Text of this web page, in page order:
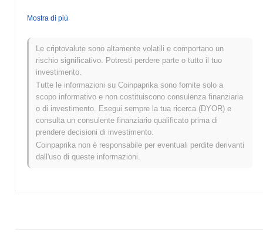
Qual è lo storico della fascia di prezzo di WAIT?
Massimo Storico (ATH):
Minimo Storico (ATL):
Come si sta comportando WAIT rispetto al
mercato crypto più ampio?
Negli ultimi 7 giorni, WAIT ha guadagnato
mercato crypto complessivo che ha registrato un calo del0.15%
Ciò indica una forte performance nell'azione del prezzo di WAIT
rispetto allo slancio del mercato più ampio.
Mostra di più
Le criptovalute sono altamente volatili e comportano un
rischio significativo. Potresti perdere parte o tutto il tuo
investimento.
Tutte le informazioni su Coinpaprika sono fornite solo a
scopo informativo e non costituiscono consulenza finanziaria
o di investimento. Esegui sempre la tua ricerca (DYOR) e
consulta un consulente finanziario qualificato prima di
prendere decisioni di investimento.
Coinpaprika non è responsabile per eventuali perdite derivanti
dall'uso di queste informazioni.